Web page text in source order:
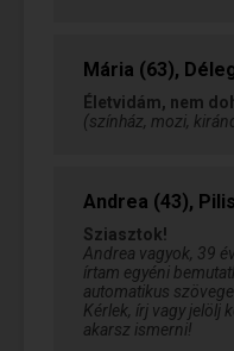
Mária (63),
Életvidám, nem
(színház, mozi,
Andrea (43), Pilis
Sziasztok!
Andrea vagyok, 39
írtam egyéni
automatikus
Kérlek, írj vagy jelölj
akarsz ismerni!